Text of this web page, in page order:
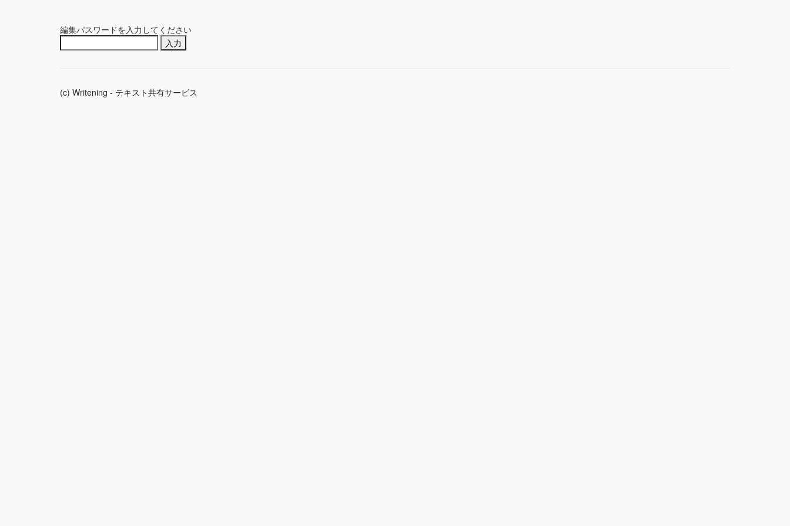
編集パスワードを入力してください
(c) Writening - テキスト共有サービス